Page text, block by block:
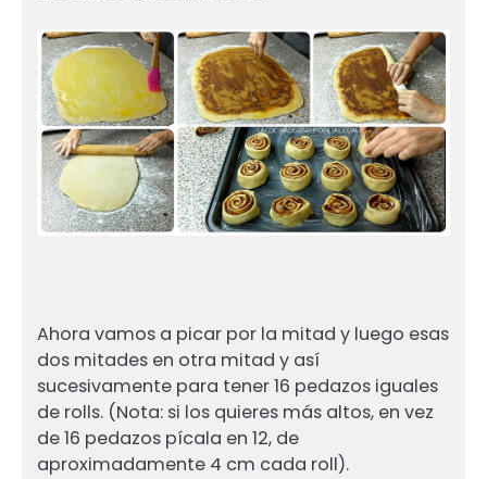
Ahora vamos a picar por la mitad y luego esas
dos mitades en otra mitad y así
sucesivamente para tener 16 pedazos iguales
de rolls. (Nota: si los quieres más altos, en vez
de 16 pedazos pícala en 12, de
aproximadamente 4 cm cada roll).